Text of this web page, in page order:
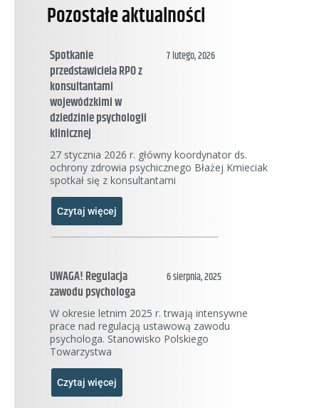
Pozostałe aktualności
Spotkanie
przedstawiciela RPO z
konsultantami
wojewódzkimi w
dziedzinie psychologii
klinicznej
7 lutego, 2026
27 stycznia 2026 r. główny koordynator ds.
ochrony zdrowia psychicznego Błażej Kmieciak
spotkał się z konsultantami
Czytaj więcej
UWAGA! Regulacja
zawodu psychologa
6 sierpnia, 2025
W okresie letnim 2025 r. trwają intensywne
prace nad regulacją ustawową zawodu
psychologa. Stanowisko Polskiego
Towarzystwa
Czytaj więcej